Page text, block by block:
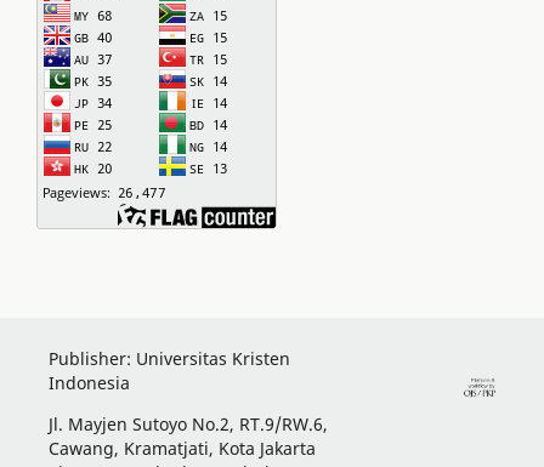
Publisher: Universitas Kristen
Indonesia
Jl. Mayjen Sutoyo No.2, RT.9/RW.6,
Cawang, Kramatjati, Kota Jakarta